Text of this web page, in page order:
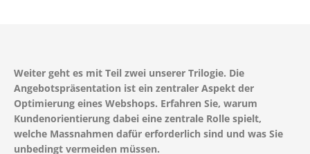
Weiter geht es mit Teil zwei unserer Trilogie. Die
Angebotspräsentation ist ein zentraler Aspekt der
Optimierung eines Webshops. Erfahren Sie, warum
Kundenorientierung dabei eine zentrale Rolle spielt,
welche Massnahmen dafür erforderlich sind und was Sie
unbedingt vermeiden müssen.